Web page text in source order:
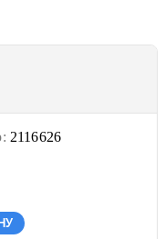
2116626